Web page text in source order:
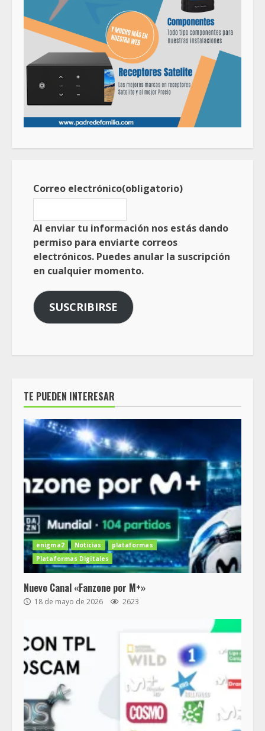
Correo electrónico(obligatorio)
Al enviar tu información nos estás dando
permiso para enviarte correos
electrónicos. Puedes anular la suscripción
en cualquier momento.
SUSCRIBIRSE
TE PUEDEN INTERESAR
enigma2 Noticias
plataformas
Plataformas Digitales
Nuevo Canal «Fanzone por M+»
18 de mayo de 2026 2623